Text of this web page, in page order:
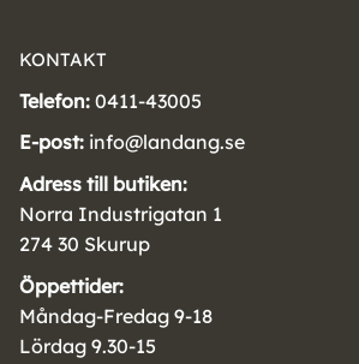
KONTAKT
Telefon: 0411-43005
E-post: info@landang.se
Adress till butiken:
Norra Industrigatan 1
274 30 Skurup
Öppettider:
Måndag-Fredag 9-18
Lördag 9.30-15